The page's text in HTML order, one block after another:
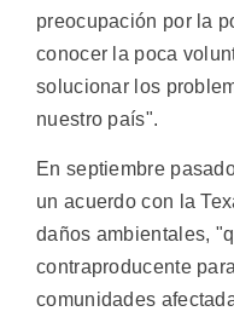
preocupación por la
conocer la poca
solucionar los
nuestro país".
En septiembre
un acuerdo con la
daños ambientales,
contraproducente
comunidades